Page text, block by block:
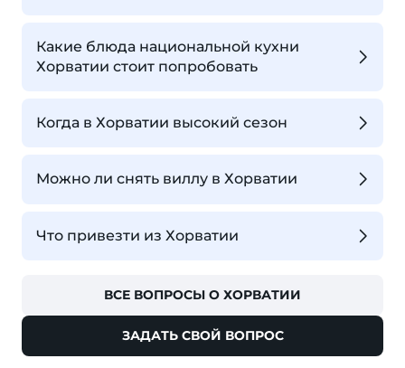
Какие блюда национальной кухни
Хорватии стоит попробовать
Когда в Хорватии высокий сезон
Можно ли снять виллу в Хорватии
Что привезти из Хорватии
ВСЕ ВОПРОСЫ О ХОРВАТИИ
ЗАДАТЬ СВОЙ ВОПРОС